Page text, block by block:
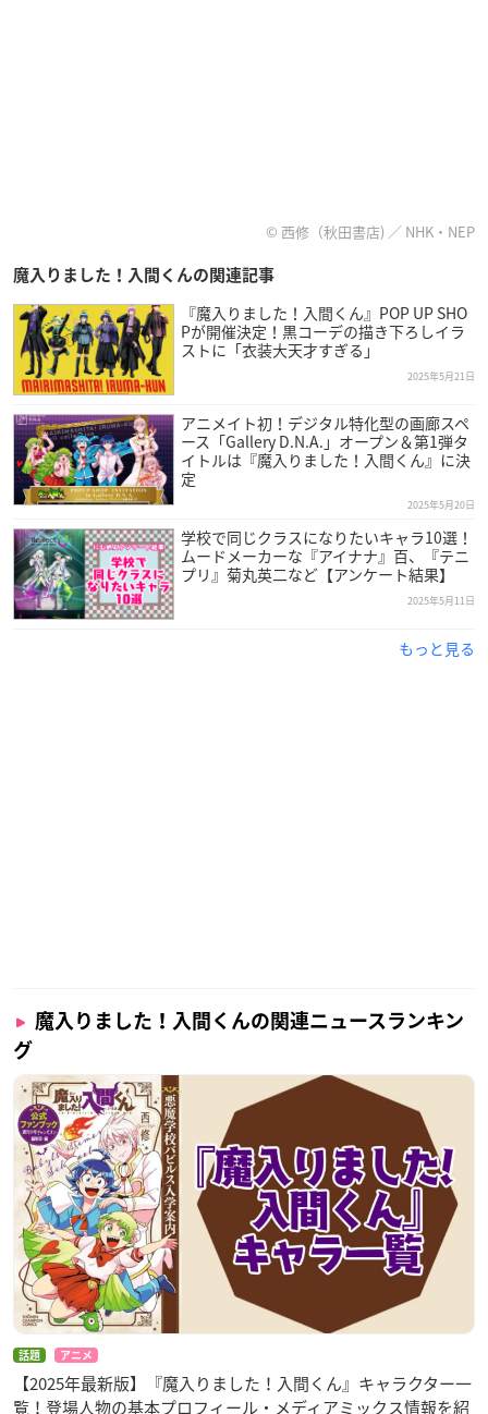
© 西修（秋田書店) ／ NHK・NEP
魔入りました！入間くんの関連記事
『魔入りました！入間くん』POP UP SHO
Pが開催決定！黒コーデの描き下ろしイラ
ストに「衣装大天才すぎる」
2025年5月21日
アニメイト初！デジタル特化型の画廊スペ
ース「Gallery D.N.A.」オープン＆第1弾タ
イトルは『魔入りました！入間くん』に決
定
2025年5月20日
学校で同じクラスになりたいキャラ10選！
ムードメーカーな『アイナナ』百、『テニ
プリ』菊丸英二など【アンケート結果】
2025年5月11日
もっと見る
魔入りました！入間くんの関連ニュースランキン
グ
話題 アニメ
【2025年最新版】『魔入りました！入間くん』キャラクター一
覧！登場人物の基本プロフィール・メディアミックス情報を紹